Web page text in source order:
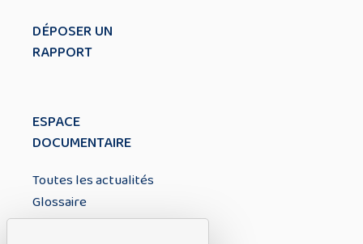
DÉPOSER UN
RAPPORT
ESPACE
DOCUMENTAIRE
Toutes les actualités
Glossaire